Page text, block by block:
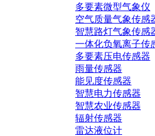
多要素微型气象仪
空气质量气象传感
智慧路灯气象传感
一体化负氧离子传
多要素压电传感器
雨量传感器
能见度传感器
智慧电力传感器
智慧农业传感器
辐射传感器
雷达液位计